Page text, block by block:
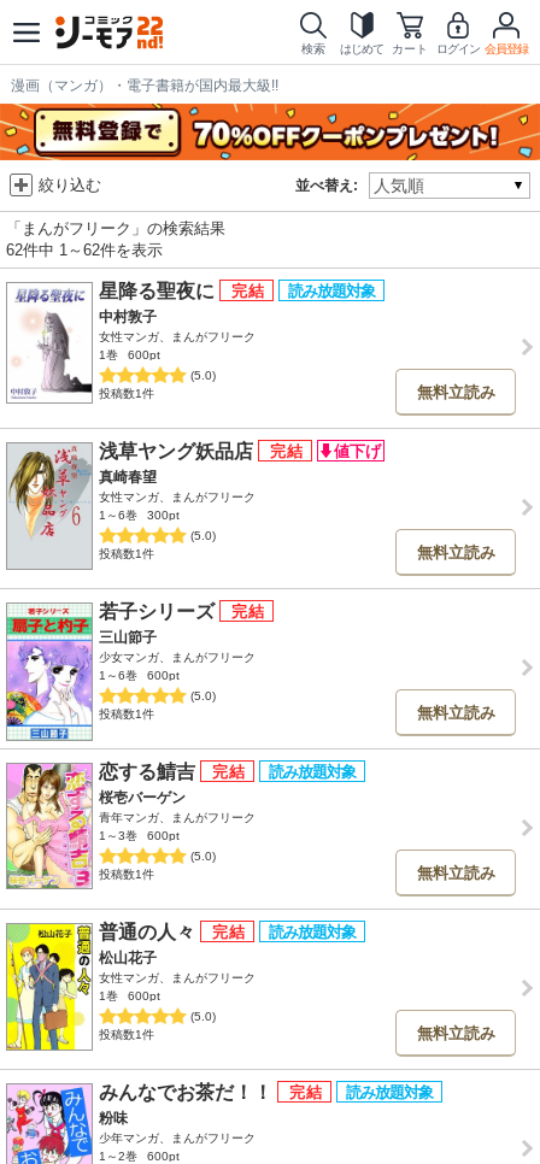
検索 はじめて カート ログイン 会員登録
漫画（マンガ）・電子書籍が国内最大級!!
並べ替え:
絞り込む
「まんがフリーク」の検索結果
62件中 1～62件を表示
星降る聖夜に
中村敦子
女性マンガ、まんがフリーク
1巻
600pt
(5.0)
投稿数1件
無料立読み
浅草ヤング妖品店
真崎春望
女性マンガ、まんがフリーク
1～6巻
300pt
(5.0)
投稿数1件
無料立読み
若子シリーズ
三山節子
少女マンガ、まんがフリーク
1～6巻
600pt
(5.0)
投稿数1件
無料立読み
恋する鯖吉
桜壱バーゲン
青年マンガ、まんがフリーク
1～3巻
600pt
(5.0)
投稿数1件
無料立読み
普通の人々
松山花子
女性マンガ、まんがフリーク
1巻
600pt
(5.0)
投稿数1件
無料立読み
みんなでお茶だ！！
粉味
少年マンガ、まんがフリーク
1～2巻
600pt